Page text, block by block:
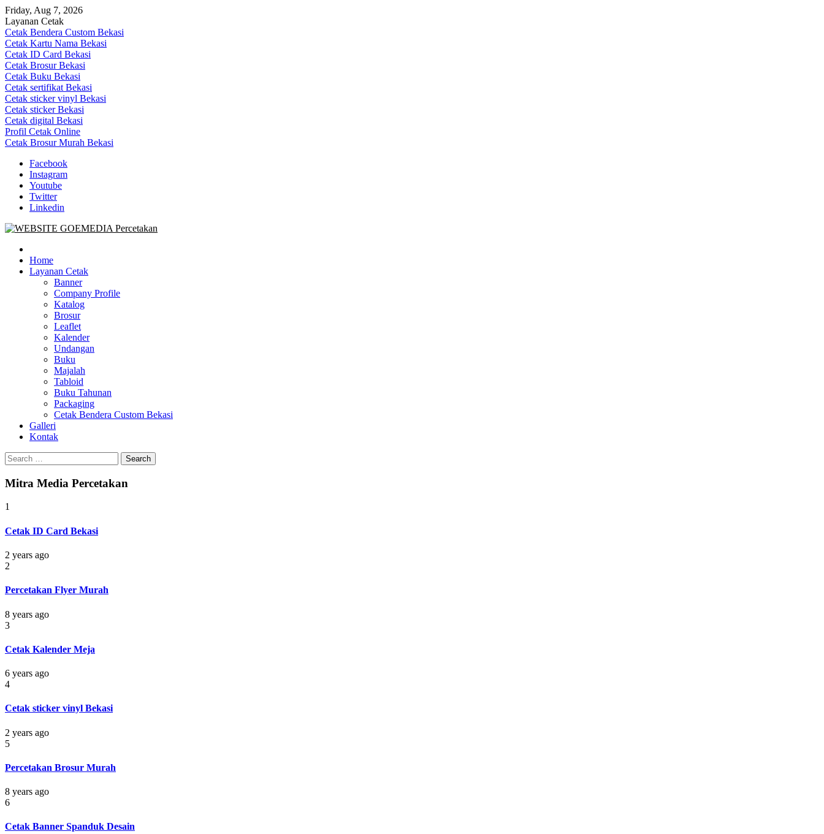
Skip
to
content
Friday, Aug 7, 2026
Layanan Cetak
Cetak Bendera Custom Bekasi
Cetak Kartu Nama Bekasi
Cetak ID Card Bekasi
Cetak Brosur Bekasi
Cetak Buku Bekasi
Cetak sertifikat Bekasi
Cetak sticker vinyl Bekasi
Cetak sticker Bekasi
Cetak digital Bekasi
Profil Cetak Online
Cetak Brosur Murah Bekasi
Facebook
Instagram
Youtube
Twitter
Linkedin
Goe Media Percetakan | 0822-4439-5599 (Call/WA)
0822-4439-5599 (Call/WA) Percetakan jasa cetak banner buku yasin invoice kartu nama label map nota spanduk stiker undangan pernikahan murah online 24 jam
Home
Layanan Cetak
Banner
Company Profile
Katalog
Brosur
Leaflet
Kalender
Undangan
Buku
Majalah
Tabloid
Buku Tahunan
Packaging
Cetak Bendera Custom Bekasi
Galleri
Kontak
Search
for:
Mitra Media Percetakan
1
Cetak ID Card Bekasi
2 years ago
2
Percetakan Flyer Murah
8 years ago
3
Cetak Kalender Meja
6 years ago
4
Cetak sticker vinyl Bekasi
2 years ago
5
Percetakan Brosur Murah
8 years ago
6
Cetak Banner Spanduk Desain